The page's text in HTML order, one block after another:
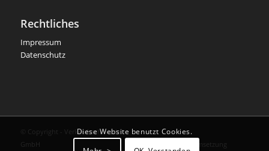
Rechtliches
Impressum
Datenschutz
© Copyright - Verkaufsschmiede
GmbH
Gestaltung und Umsetzung
Diese Website benutzt Cookies.